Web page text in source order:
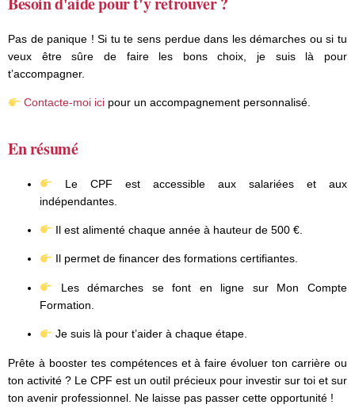
Pas de panique ! Si tu te sens perdue dans les démarches ou si tu
veux être sûre de faire les bons choix, je suis là pour
t’accompagner.
Contacte-moi icipour un accompagnement personnalisé.
En résumé
Le CPF est accessible aux salariées et aux
indépendantes.
Il est alimenté chaque année à hauteur de 500 €.
Il permet de financer des formations certifiantes.
Les démarches se font en ligne sur Mon Compte
Formation.
Je suis là pour t’aider à chaque étape.
Prête à booster tes compétences et à faire évoluer ton carrière ou
ton activité ? Le CPF est un outil précieux pour investir sur toi et sur
ton avenir professionnel. Ne laisse pas passer cette opportunité !